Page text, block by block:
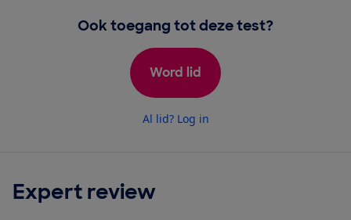
Ook toegang tot deze test?
Word lid
Al lid? Log in
Expert review